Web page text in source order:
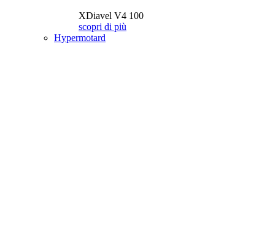
XDiavel V4 100
scopri di più
Hypermotard